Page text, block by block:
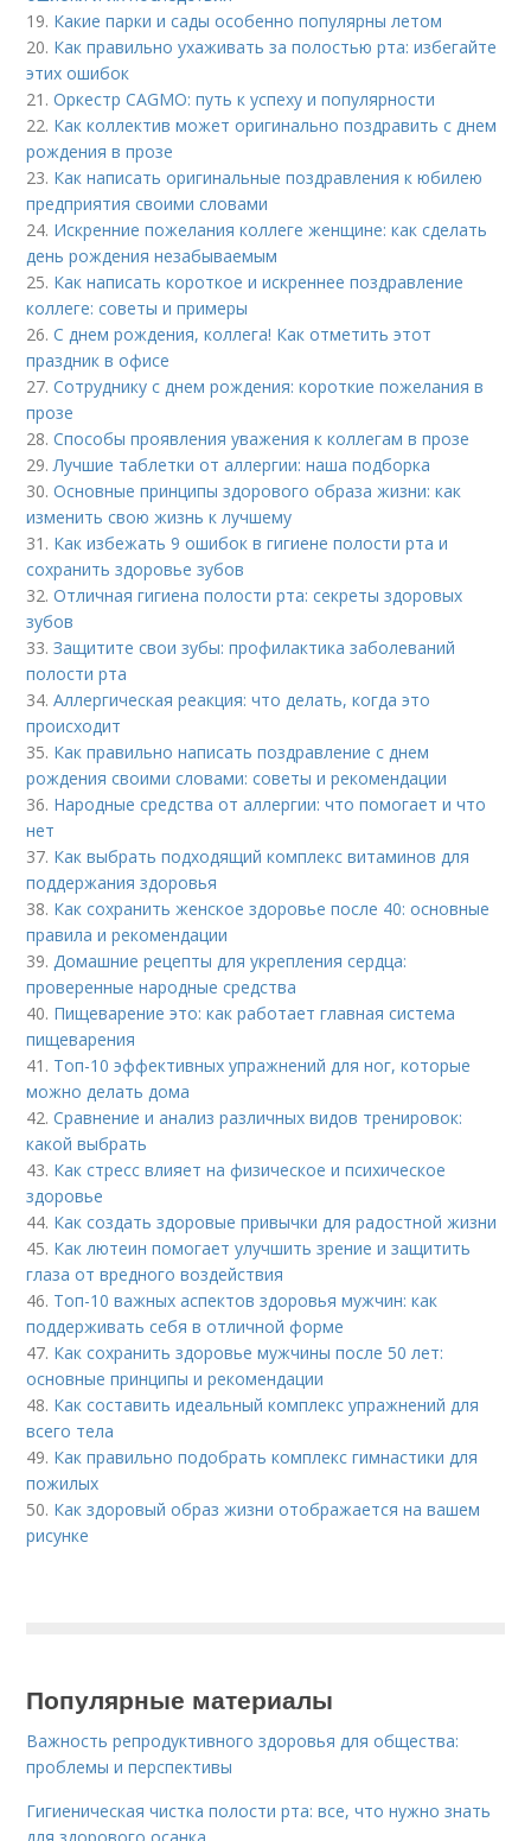
19. Какие парки и сады особенно популярны летом
20. Как правильно ухаживать за полостью рта: избегайте
этих ошибок
21.Оркестр CAGMO: путь к успеху и популярности
22. Как коллектив может оригинально поздравить с днем
рождения в прозе
23. Как написать оригинальные поздравления к юбилею
предприятия своими словами
24. Искренние пожелания коллеге женщине: как сделать
день рождения незабываемым
25. Как написать короткое и искреннее поздравление
коллеге: советы и примеры
26.С днем рождения, коллега! Как отметить этот
праздник в офисе
27.Сотруднику с днем рождения: короткие пожелания в
прозе
28.Способы проявления уважения к коллегам в прозе
29. Лучшие таблетки от аллергии: наша подборка
30.Основные принципы здорового образа жизни: как
изменить свою жизнь к лучшему
31. Как избежать 9 ошибок в гигиене полости рта и
сохранить здоровье зубов
32.Отличная гигиена полости рта: секреты здоровых
зубов
33.Защитите свои зубы: профилактика заболеваний
полости рта
34.Аллергическая реакция: что делать, когда это
происходит
35. Как правильно написать поздравление с днем
рождения своими словами: советы и рекомендации
36. Народные средства от аллергии: что помогает и что
нет
37. Как выбрать подходящий комплекс витаминов для
поддержания здоровья
38. Как сохранить женское здоровье после 40: основные
правила и рекомендации
39. Домашние рецепты для укрепления сердца:
проверенные народные средства
40. Пищеварение это: как работает главная система
пищеварения
41. Топ-10 эффективных упражнений для ног, которые
можно делать дома
42.Сравнение и анализ различных видов тренировок:
какой выбрать
43. Как стресс влияет на физическое и психическое
здоровье
44. Как создать здоровые привычки для радостной жизни
45. Как лютеин помогает улучшить зрение и защитить
глаза от вредного воздействия
46. Топ-10 важных аспектов здоровья мужчин: как
поддерживать себя в отличной форме
47. Как сохранить здоровье мужчины после 50 лет:
основные принципы и рекомендации
48. Как составить идеальный комплекс упражнений для
всего тела
49. Как правильно подобрать комплекс гимнастики для
пожилых
50. Как здоровый образ жизни отображается на вашем
рисунке
Популярные материалы
Важность репродуктивного здоровья для общества:
проблемы и перспективы
Гигиеническая чистка полости рта: все, что нужно знать
для здорового осанка